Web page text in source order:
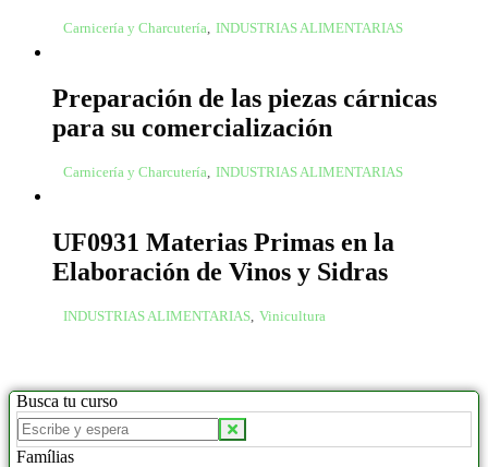
Carnicería y Charcutería, INDUSTRIAS ALIMENTARIAS
Preparación de las piezas cárnicas
para su comercialización
Carnicería y Charcutería, INDUSTRIAS ALIMENTARIAS
UF0931 Materias Primas en la
Elaboración de Vinos y Sidras
INDUSTRIAS ALIMENTARIAS Vinicultura
Busca tu curso
Famílias